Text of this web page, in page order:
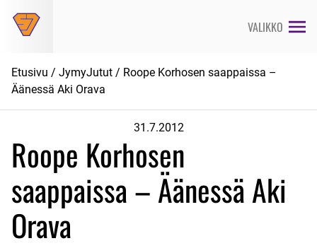
suoraan
VALIKKO
Etusivu / JymyJutut / Roope Korhosen saappaissa –
Äänessä Aki Orava
31.7.2012
Roope Korhosen
saappaissa – Äänessä Aki
Orava